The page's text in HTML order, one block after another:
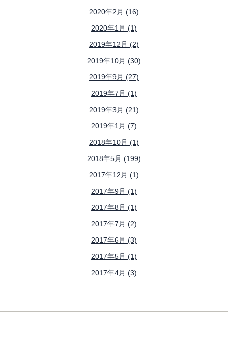
2020年2月 (16)
2020年1月 (1)
2019年12月 (2)
2019年10月 (30)
2019年9月 (27)
2019年7月 (1)
2019年3月 (21)
2019年1月 (7)
2018年10月 (1)
2018年5月 (199)
2017年12月 (1)
2017年9月 (1)
2017年8月 (1)
2017年7月 (2)
2017年6月 (3)
2017年5月 (1)
2017年4月 (3)